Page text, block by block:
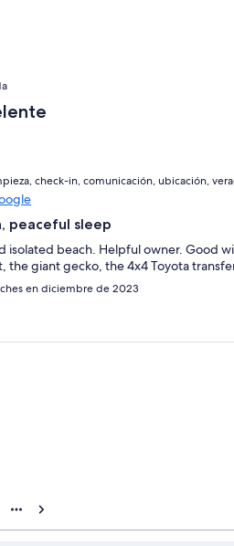
check-in, comunicación, ubicación,
peaceful sleep
isolated beach. Helpful owner. Good
the giant gecko, the 4x4 Toyota
en diciembre de 2023